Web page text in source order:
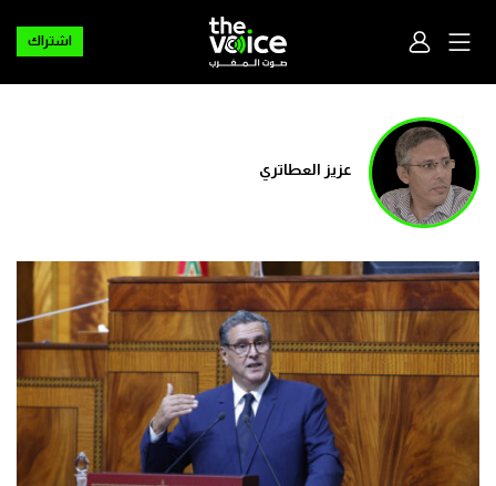
اشتراك
عزيز العطاتري